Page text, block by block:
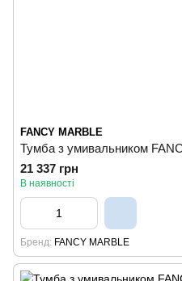
FANCY MARBLE
Тумба з умивальником
21 337 грн
В наявності
Бренд FANCY MARBLE